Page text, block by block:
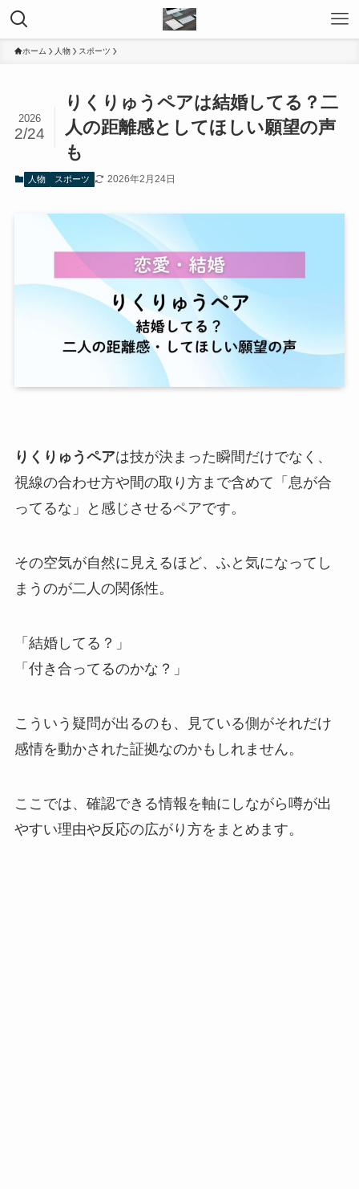
ホーム 人物 スポーツ
りくりゅうペアは結婚してる？二
人の距離感としてほしい願望の声
も
2026
2/24
人物 スポーツ 2026年2月24日
りくりゅうペアは技が決まった瞬間だけでなく、
視線の合わせ方や間の取り方まで含めて「息が合
ってるな」と感じさせるペアです。
その空気が自然に見えるほど、ふと気になってし
まうのが二人の関係性。
「結婚してる？」
「付き合ってるのかな？」
こういう疑問が出るのも、見ている側がそれだけ
感情を動かされた証拠なのかもしれません。
ここでは、確認できる情報を軸にしながら噂が出
やすい理由や反応の広がり方をまとめます。